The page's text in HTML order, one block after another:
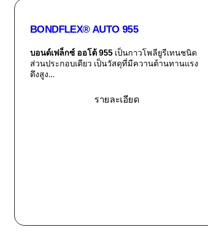
BONDFLEX® AUTO 955
บอนด์เฟล็กซ์ ออโต้ 955 เป็นกาวโพลียูรีเทนชนิด
ส่วนประกอบเดียว เป็นวัสดุที่มีควานต้านทานแรง
ดึงสูง...
รายละเอียด